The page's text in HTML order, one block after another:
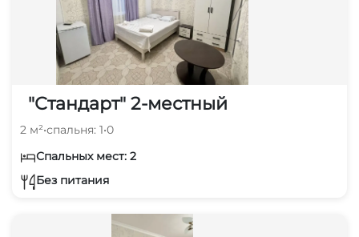
центр
20 мин
20 мин
"Стандарт" 2-местный
2 м²•спальня: 1•0
Спальных мест: 2
Без питания